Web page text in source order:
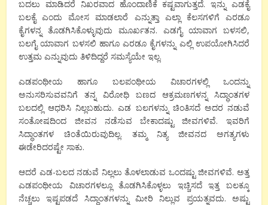
ಬದಲು ಮಾಡಿದರೆ ನಿಖರವಾದ ಹೊಂದಾಣಿಕೆ ಕಷ್ಟವಾಗುತ್ತದೆ. ಇನ್ನು ಎಡಕೈ
ಬಲಕೈ ಎಂದು ಮೋಸ ಮಾಡಲಾರೆ ಎನ್ನುತ್ತಾ ಎಲ್ಲಾ ಕೆಲಸಗಳಿಗೆ ಎರಡೂ
ಕೈಗಳನ್ನ ತೊಡಗಿಸಿಕೊಳ್ಳುವುದು ಮೂರ್ಖತನ. ಎಡಗೈ ಯಾವಾಗ ಬಳಸಲಿ,
ಬಲಗೈ ಯಾವಾಗ ಬಳಸಲಿ ಹಾಗೂ ಎರಡೂ ಕೈಗಳನ್ನು ಎಲ್ಲಿ ಉಪಯೋಗಿಸಿದರೆ
ಉತ್ತಮ ಎನ್ನುವುದು ತಿಳಿದಿದ್ದರೆ ಸಮಸ್ಯೆಯೇ ಇಲ್ಲ.
ಎಡಪಂಥೀಯ ಹಾಗೂ ಬಲಪಂಥೀಯ ವಿಚಾರಗಳಲ್ಲಿ ಒಂದನ್ನು
ಅನುಸರಿಸುವವನಿಗೆ ತನ್ನ ವಿರೋಧಿ ಬಣದ ಆಕ್ರಮಣಗಳನ್ನ ಸಿದ್ಧಾಂತಗಳ
ಬಲದಲ್ಲಿ ಆಧರಿಸಿ ನಿಲ್ಲಬಹುದು. ಎಡ ಬಲಗಳನ್ನು ಚಿಂತಿಸದೆ ಅದರ ನಡುವೆ
ಸಂತೋಷದಿಂದ ಜೀವನ ನಡೆಸುವ ಬೇಕಾದಷ್ಟು ಜೀವಗಳಿವೆ. ಇವರಿಗೆ
ಸಿದ್ಧಾಂತಗಳ ಚಿಂತೆಯಿರುವುದಿಲ್ಲ. ತಮ್ಮ ನಿತ್ಯ ಜೀವನದ ಅಗತ್ಯಗಳು
ಈಡೇರಿದರಷ್ಟೇ ಸಾಕು.
ಆದರೆ ಎಡ-ಬಲದ ನಡುವೆ ನಿಲ್ಲಲು ತೊಳಲಾಡುವ ಒಂದಷ್ಟು ಜೀವಗಳಿವೆ. ಅತ್ತ
ಎಡಪಂಥೀಯ ವಿಚಾರಗಳಲ್ಲೂ ತೊಡಗಿಸಿಕೊಳ್ಳಲು ಇಚ್ಚಿಸದೆ ಇತ್ತ ಬಲಕ್ಕೂ
ನೆಚ್ಚಲು ಇಷ್ಟಪಡದೆ ಸಿದ್ಧಾಂತಗಳನ್ನು ಮೀರಿ ನಿಲ್ಲುವ ಪ್ರಯತ್ನವದು. ಅಷ್ಟು